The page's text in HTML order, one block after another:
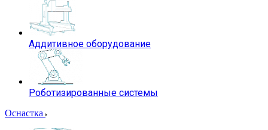
Аддитивное оборудование
Роботизированные системы
Оснастка